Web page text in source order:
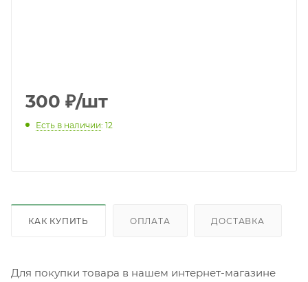
300 ₽/шт
Есть в наличии: 12
КАК КУПИТЬ ОПЛАТА ДОСТАВКА
Для покупки товара в нашем интернет-магазине